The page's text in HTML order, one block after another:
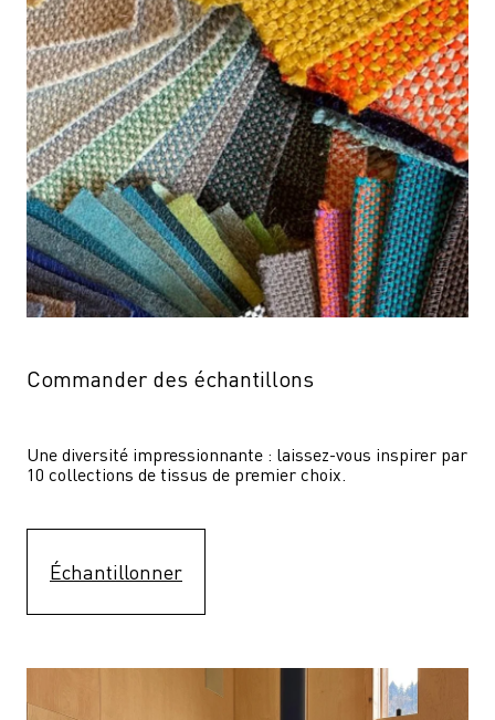
Commander des échantillons
Une diversité impressionnante : laissez-vous inspirer par
10 collections de tissus de premier choix.
Échantillonner